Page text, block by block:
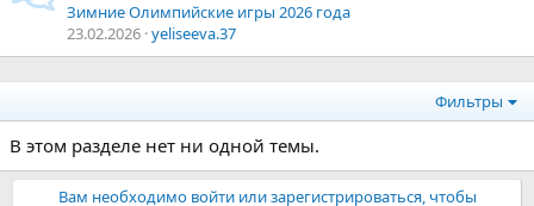
Зимние Олимпийские игры 2026 года
23.02.2026 yeliseeva.37
Фильтры
В этом разделе нет ни одной темы.
Вам необходимо войти или зарегистрироваться, чтобы